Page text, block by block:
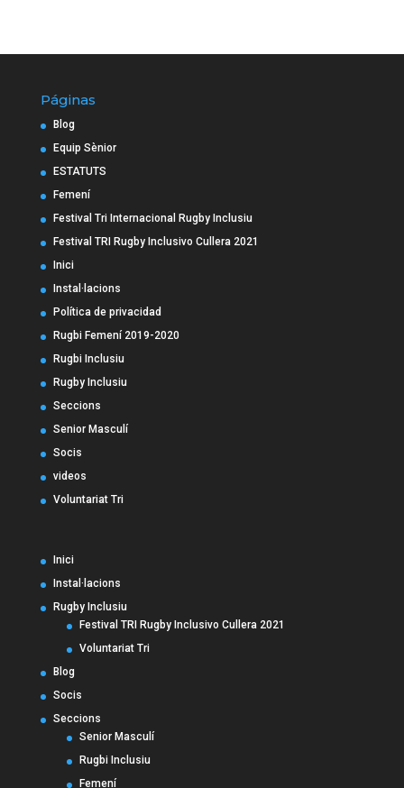
Páginas
Blog
Equip Sènior
ESTATUTS
Femení
Festival Tri Internacional Rugby Inclusiu
Festival TRI Rugby Inclusivo Cullera 2021
Inici
Instal·lacions
Política de privacidad
Rugbi Femení 2019-2020
Rugbi Inclusiu
Rugby Inclusiu
Seccions
Senior Masculí
Socis
videos
Voluntariat Tri
Inici
Instal·lacions
Rugby Inclusiu
Festival TRI Rugby Inclusivo Cullera 2021
Voluntariat Tri
Blog
Socis
Seccions
Senior Masculí
Rugbi Inclusiu
Femení